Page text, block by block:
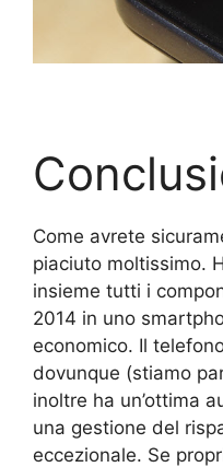
Come avrete
piaciuto moltissimo.
insieme tutti i
2014 in uno
economico. Il
dovunque (stiamo
inoltre ha un’ottima
una gestione del
eccezionale. Se